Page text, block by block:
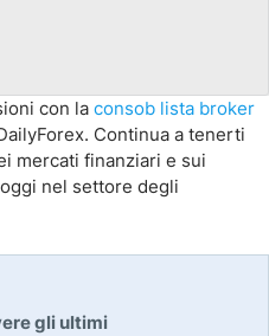
con la consob lista broker
Continua a tenerti
mercati finanziari e sui
nel settore degli
gli ultimi